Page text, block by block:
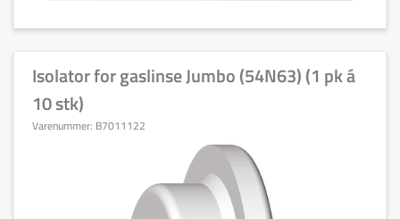
Isolator for gaslinse Jumbo (54N63) (1 pk á
10 stk)
Varenummer: B7011122